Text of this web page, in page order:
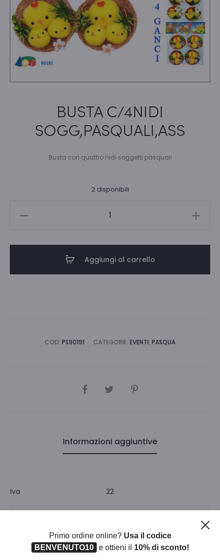
BUSTA C/4NIDI
SOGG,PASQUALI,ASS
Busta con quattro nidi soggetti pasquali
2 disponibili
Aggiungi al carrello
COD: PS90191 CATEGORIE: EVENTI, PASQUA
CONDIVIDI
Informazioni aggiuntive
Iva 22
Pezzi per confezione
Primo ordine online? Usa il codice
BENVENUTO10
e ottieni il 10% di sconto!